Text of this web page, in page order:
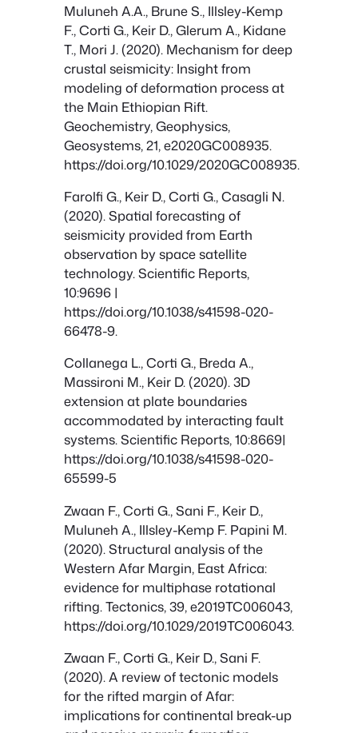
Muluneh A.A., Brune S., Illsley-Kemp
F., Corti G., Keir D., Glerum A., Kidane
T., Mori J. (2020). Mechanism for deep
crustal seismicity: Insight from
modeling of deformation process at
the Main Ethiopian Rift.
Geochemistry, Geophysics,
Geosystems, 21, e2020GC008935.
https://doi.org/10.1029/2020GC008935.
Farolfi G., Keir D., Corti G., Casagli N.
(2020). Spatial forecasting of
seismicity provided from Earth
observation by space satellite
technology. Scientific Reports,
10:9696 |
https://doi.org/10.1038/s41598-020-
66478-9.
Collanega L., Corti G., Breda A.,
Massironi M., Keir D. (2020). 3D
extension at plate boundaries
accommodated by interacting fault
systems. Scientific Reports, 10:8669|
https://doi.org/10.1038/s41598-020-
65599-5
Zwaan F., Corti G., Sani F., Keir D.,
Muluneh A., Illsley-Kemp F. Papini M.
(2020). Structural analysis of the
Western Afar Margin, East Africa:
evidence for multiphase rotational
rifting. Tectonics, 39, e2019TC006043,
https://doi.org/10.1029/2019TC006043.
Zwaan F., Corti G., Keir D., Sani F.
(2020). A review of tectonic models
for the rifted margin of Afar:
implications for continental break-up